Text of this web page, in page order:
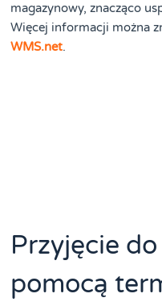
magazynowy, znacząco
Więcej informacji można
WMS.net.
Przyjęcie
pomocą